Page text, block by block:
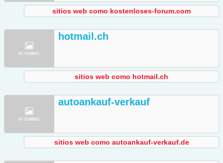
sitios web como kostenloses-forum.com
hotmail.ch
sitios web como hotmail.ch
autoankauf-verkauf
sitios web como autoankauf-verkauf.de